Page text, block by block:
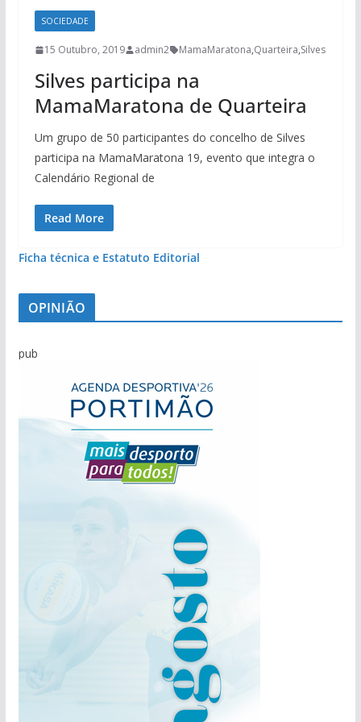
SOCIEDADE
15 Outubro, 2019 admin2 MamaMaratona,Quarteira,Silves
Silves participa na
MamaMaratona de Quarteira
Um grupo de 50 participantes do concelho de Silves
participa na MamaMaratona 19, evento que integra o
Calendário Regional de
Read More
Ficha técnica e Estatuto Editorial
OPINIÃO
pub